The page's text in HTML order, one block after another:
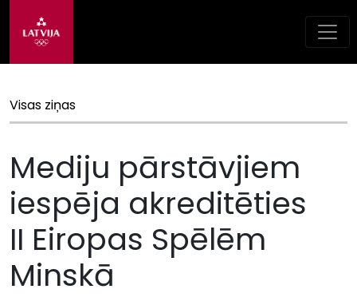
Visas ziņas
Mediju pārstāvjiem
iespēja akreditēties
II Eiropas Spēlēm
Minskā